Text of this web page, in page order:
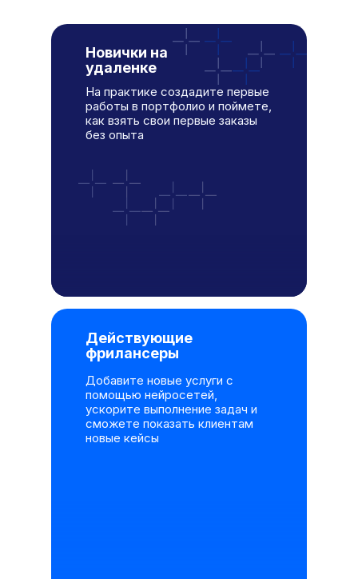
На практике создадите первые
работы в портфолио и поймете,
как взять свои первые заказы
без опыта
Новички на
удаленке
Добавите новые услуги с
помощью нейросетей,
ускорите выполнение задач и
сможете показать клиентам
новые кейсы
Действующие
фрилансеры